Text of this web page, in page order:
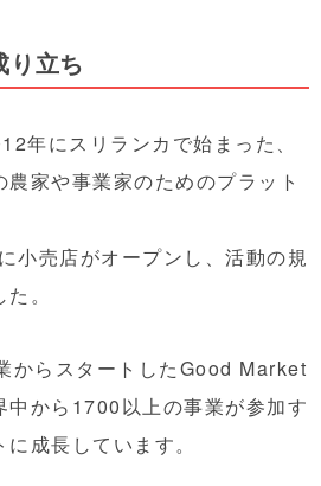
立ち
年にスリランカで始まった、
家や事業家のためのプラット
小売店がオープンし、活動の規
。
からスタートしたGood Market
中から 1700以上の事業が参加す
成長しています。